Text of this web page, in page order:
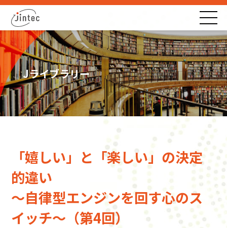
Jライブラリー
「嬉しい」と「楽しい」の決定
的違い
〜自律型エンジンを回す心のス
イッチ〜（第4回）